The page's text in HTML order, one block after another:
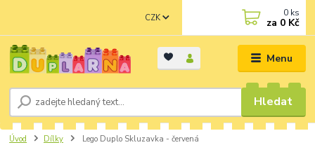
Menu
CZK
Hledat
0 ks
za 0 Kč
Úvod Dílky Lego Duplo Skluzavka - červená